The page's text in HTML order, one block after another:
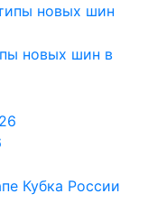
новых шин в